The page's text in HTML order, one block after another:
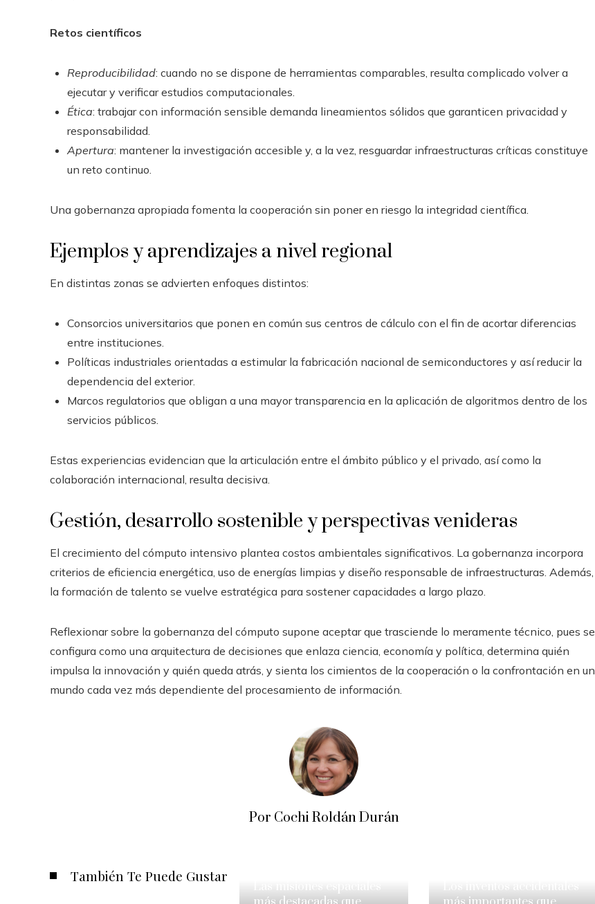
Retos científicos
Reproducibilidad: cuando no se dispone de herramientas comparables, resulta complicado volver a
ejecutar y verificar estudios computacionales.
Ética: trabajar con información sensible demanda lineamientos sólidos que garanticen privacidad y
responsabilidad.
Apertura: mantener la investigación accesible y, a la vez, resguardar infraestructuras críticas constituye
un reto continuo.
Una gobernanza apropiada fomenta la cooperación sin poner en riesgo la integridad científica.
Ejemplos y aprendizajes a nivel regional
En distintas zonas se advierten enfoques distintos:
Consorcios universitarios que ponen en común sus centros de cálculo con el fin de acortar diferencias
entre instituciones.
Políticas industriales orientadas a estimular la fabricación nacional de semiconductores y así reducir la
dependencia del exterior.
Marcos regulatorios que obligan a una mayor transparencia en la aplicación de algoritmos dentro de los
servicios públicos.
Estas experiencias evidencian que la articulación entre el ámbito público y el privado, así como la
colaboración internacional, resulta decisiva.
Gestión, desarrollo sostenible y perspectivas venideras
El crecimiento del cómputo intensivo plantea costos ambientales significativos. La gobernanza incorpora
criterios de eficiencia energética, uso de energías limpias y diseño responsable de infraestructuras. Además,
la formación de talento se vuelve estratégica para sostener capacidades a largo plazo.
Reflexionar sobre la gobernanza del cómputo supone aceptar que trasciende lo meramente técnico, pues se
configura como una arquitectura de decisiones que enlaza ciencia, economía y política, determina quién
impulsa la innovación y quién queda atrás, y sienta los cimientos de la cooperación o la confrontación en un
mundo cada vez más dependiente del procesamiento de información.
Por Cochi Roldán Durán
También Te Puede Gustar